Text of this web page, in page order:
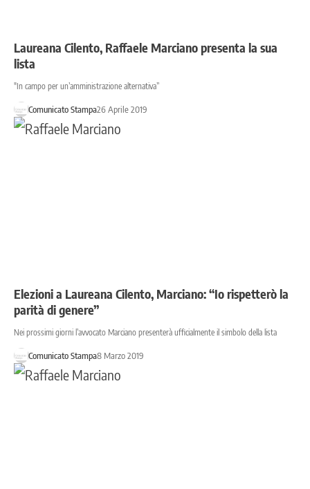
Laureana Cilento, Raffaele Marciano presenta la sua
lista
"In campo per un’amministrazione alternativa”
Comunicato Stampa26 Aprile 2019
Elezioni a Laureana Cilento, Marciano: “Io rispetterò la
parità di genere”
Nei prossimi giorni l’avvocato Marciano presenterà ufficialmente il simbolo della lista
Comunicato Stampa8 Marzo 2019